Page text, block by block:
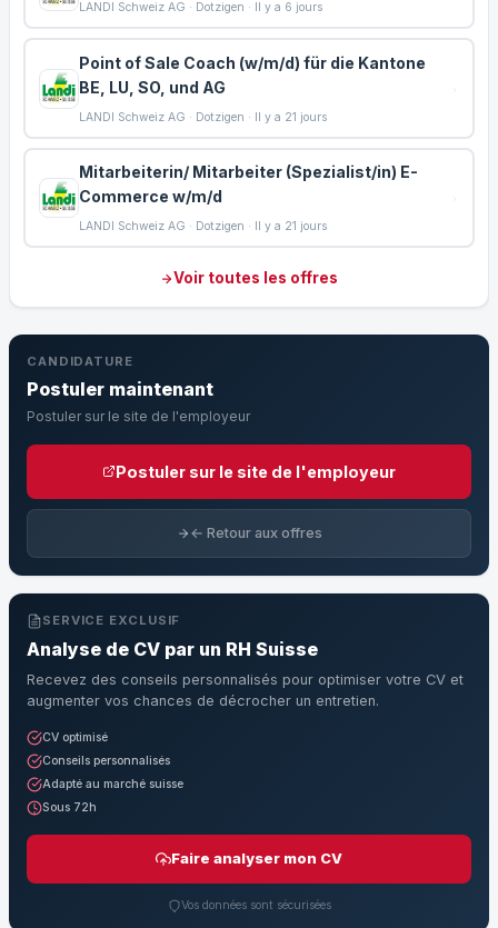
LANDI Schweiz AG · Dotzigen · Il y a 6 jours
Point of Sale Coach (w/m/d) für die Kantone
BE, LU, SO, und AG
LANDI Schweiz AG · Dotzigen · Il y a 21 jours
Mitarbeiterin/ Mitarbeiter (Spezialist/in) E-
Commerce w/m/d
LANDI Schweiz AG · Dotzigen · Il y a 21 jours
Voir toutes les offres
CANDIDATURE
Postuler maintenant
Postuler sur le site de l'employeur
Postuler sur le site de l'employeur
← Retour aux offres
SERVICE EXCLUSIF
Analyse de CV par un RH Suisse
Recevez des conseils personnalisés pour optimiser votre CV et
augmenter vos chances de décrocher un entretien.
CV optimisé
Conseils personnalisés
Adapté au marché suisse
Sous 72h
Faire analyser mon CV
Vos données sont sécurisées